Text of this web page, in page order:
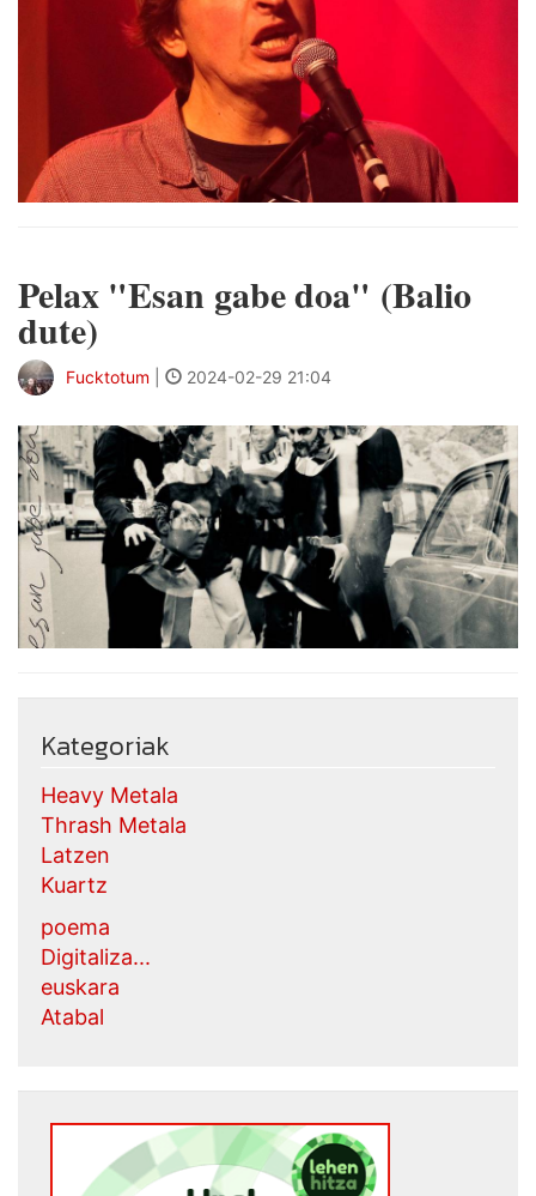
Pelax "Esan gabe doa" (Balio
dute)
Fucktotum 2024-02-29 21:04
Kategoriak
Heavy Metala
Thrash Metala
Latzen
Kuartz
poema
Digitaliza...
euskara
Atabal